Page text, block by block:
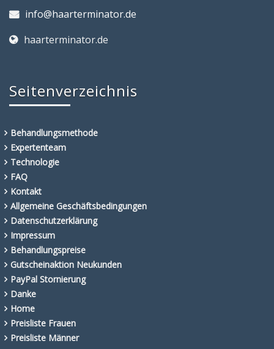
info@haarterminator.de
haarterminator.de
Seitenverzeichnis
Behandlungsmethode
Expertenteam
Technologie
FAQ
Kontakt
Allgemeine Geschäftsbedingungen
Datenschutzerklärung
Impressum
Behandlungspreise
Gutscheinaktion Neukunden
PayPal Stornierung
Danke
Home
Preisliste Frauen
Preisliste Männer